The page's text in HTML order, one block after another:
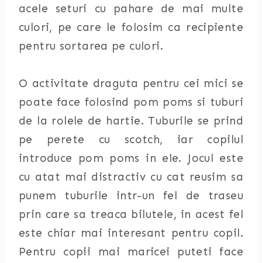
acele seturi cu pahare de mai multe
culori, pe care le folosim ca recipiente
pentru sortarea pe culori.
O activitate draguta pentru cei mici se
poate face folosind pom poms si tuburi
de la rolele de hartie. Tuburile se prind
pe perete cu scotch, iar copilul
introduce pom poms in ele. Jocul este
cu atat mai distractiv cu cat reusim sa
punem tuburile intr-un fel de traseu
prin care sa treaca bilutele, in acest fel
este chiar mai interesant pentru copil.
Pentru copii mai maricei puteti face